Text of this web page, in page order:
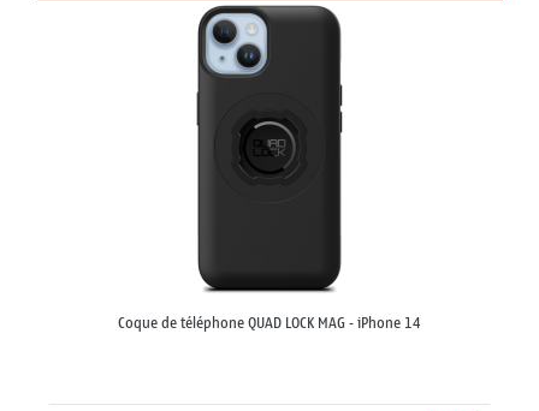
Coque de téléphone QUAD LOCK MAG - iPhone 14